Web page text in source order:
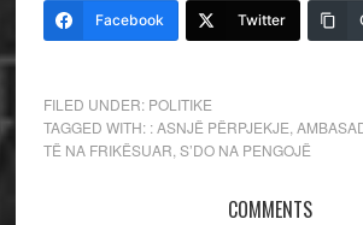
Facebook Twitter
FILED UNDER: POLITIKE
TAGGED WITH: : ASNJË PËRPJEKJE
TË NA FRIKËSUAR S’DO NA PENGOJË
COMMENTS